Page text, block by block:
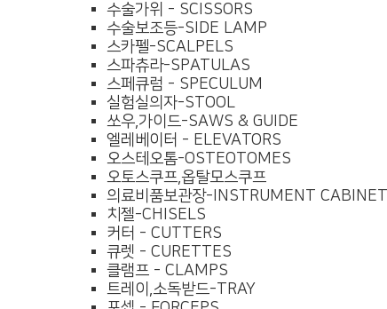
수술가위 - SCISSORS
수술보조등-SIDE LAMP
스카펠-SCALPELS
스파츄라-SPATULAS
스페큐럼 - SPECULUM
실험실의자-STOOL
쏘우,가이드-SAWS & GUIDE
엘레베이터 - ELEVATORS
오스테오톰-OSTEOTOMES
오토스쿠프,옵탈모스쿠프
의료비품보관장-INSTRUMENT CABINET
치젤-CHISELS
커터 - CUTTERS
큐렛 - CURETTES
클램프 - CLAMPS
트레이,소독받드-TRAY